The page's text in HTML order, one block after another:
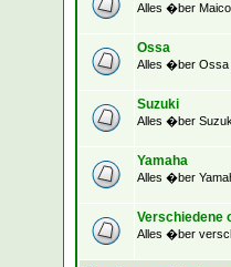
Alles �ber
Ossa
Alles �ber Ossa
Suzuki
Alles �ber
Yamaha
Alles �ber
Verschiedene
Alles �ber